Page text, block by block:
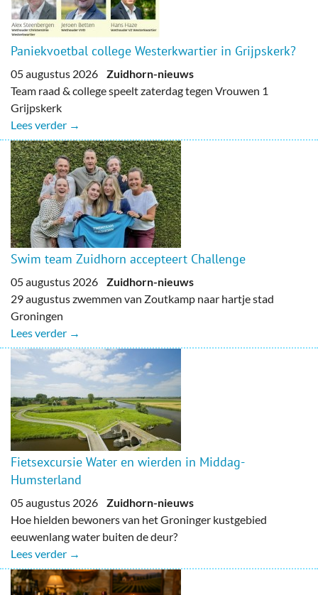
Paniekvoetbal college Westerkwartier in Grijpskerk?
05 augustus 2026 Zuidhorn-nieuws
Team raad & college speelt zaterdag tegen Vrouwen 1
Grijpskerk
Lees verder →
Swim team Zuidhorn accepteert Challenge
05 augustus 2026 Zuidhorn-nieuws
29 augustus zwemmen van Zoutkamp naar hartje stad
Groningen
Lees verder →
Fietsexcursie Water en wierden in Middag-
Humsterland
05 augustus 2026 Zuidhorn-nieuws
Hoe hielden bewoners van het Groninger kustgebied
eeuwenlang water buiten de deur?
Lees verder →